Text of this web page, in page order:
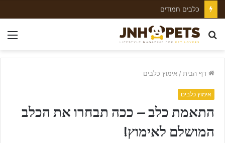
כלבים חמודים
חפש
דף הבית / אימוץ כלבים
אימוץ כלבים
התאמת כלב – ככה תבחרו את הכלב
המושלם לאימוץ!